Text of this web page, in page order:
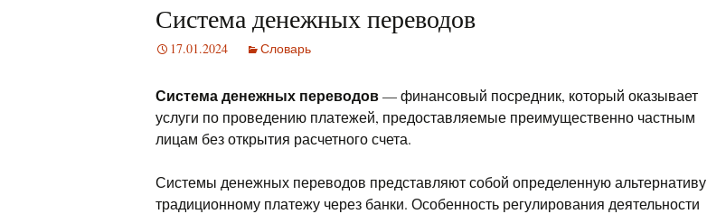
Система денежных переводов
17.01.2024 Словарь
Система денежных переводов— финансовый посредник, который оказывает
услуги по проведению платежей, предоставляемые преимущественно частным
лицам без открытия расчетного счета.
Системы денежных переводов представляют собой определенную альтернативу
традиционному платежу через банки. Особенность регулирования деятельности